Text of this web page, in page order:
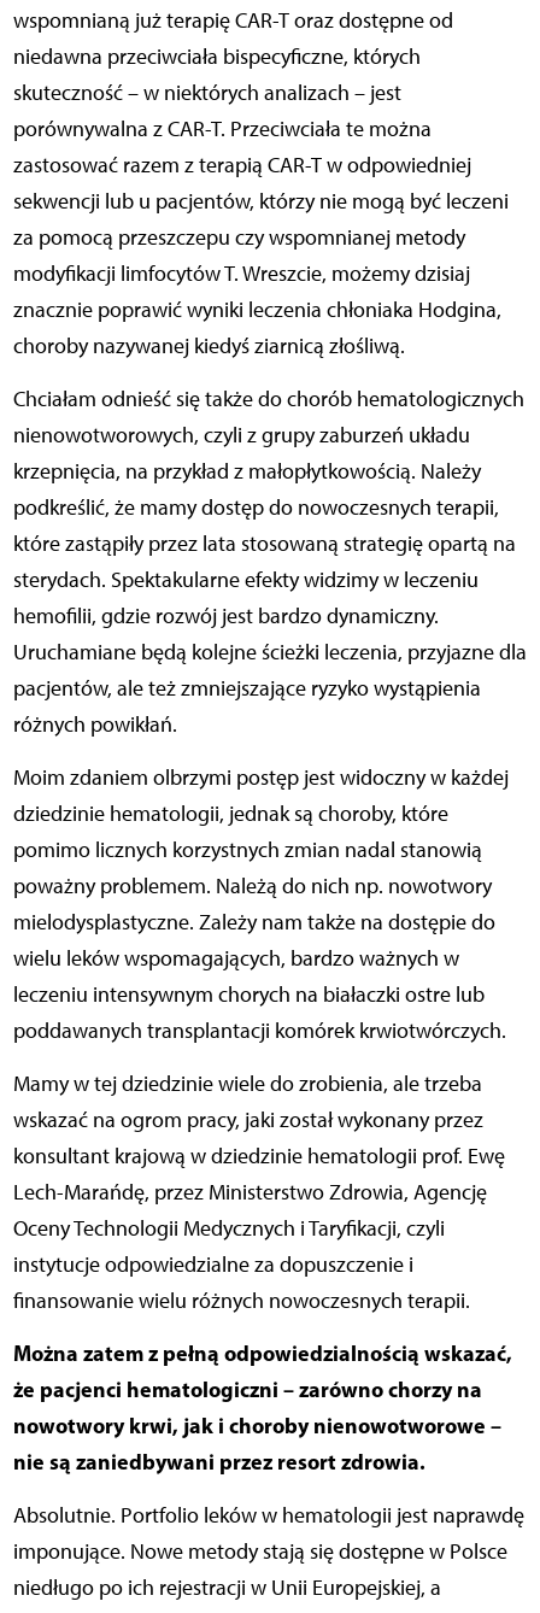
wspomnianą już terapię CAR-T oraz dostępne od
niedawna przeciwciała bispecyficzne, których
skuteczność – w niektórych analizach – jest
porównywalna z CAR-T. Przeciwciała te można
zastosować razem z terapią CAR-T w odpowiedniej
sekwencji lub u pacjentów, którzy nie mogą być leczeni
za pomocą przeszczepu czy wspomnianej metody
modyfikacji limfocytów T. Wreszcie, możemy dzisiaj
znacznie poprawić wyniki leczenia chłoniaka Hodgina,
choroby nazywanej kiedyś ziarnicą złośliwą.
Chciałam odnieść się także do chorób hematologicznych
nienowotworowych, czyli z grupy zaburzeń układu
krzepnięcia, na przykład z małopłytkowością. Należy
podkreślić, że mamy dostęp do nowoczesnych terapii,
które zastąpiły przez lata stosowaną strategię opartą na
sterydach. Spektakularne efekty widzimy w leczeniu
hemofilii, gdzie rozwój jest bardzo dynamiczny.
Uruchamiane będą kolejne ścieżki leczenia, przyjazne dla
pacjentów, ale też zmniejszające ryzyko wystąpienia
różnych powikłań.
Moim zdaniem olbrzymi postęp jest widoczny w każdej
dziedzinie hematologii, jednak są choroby, które
pomimo licznych korzystnych zmian nadal stanowią
poważny problemem. Należą do nich np. nowotwory
mielodysplastyczne. Zależy nam także na dostępie do
wielu leków wspomagających, bardzo ważnych w
leczeniu intensywnym chorych na białaczki ostre lub
poddawanych transplantacji komórek krwiotwórczych.
Mamy w tej dziedzinie wiele do zrobienia, ale trzeba
wskazać na ogrom pracy, jaki został wykonany przez
konsultant krajową w dziedzinie hematologii prof. Ewę
Lech-Marańdę, przez Ministerstwo Zdrowia, Agencję
Oceny Technologii Medycznych i Taryfikacji, czyli
instytucje odpowiedzialne za dopuszczenie i
finansowanie wielu różnych nowoczesnych terapii.
Można zatem z pełną odpowiedzialnością wskazać,
że pacjenci hematologiczni – zarówno chorzy na
nowotwory krwi, jak i choroby nienowotworowe –
nie są zaniedbywani przez resort zdrowia.
Absolutnie. Portfolio leków w hematologii jest naprawdę
imponujące. Nowe metody stają się dostępne w Polsce
niedługo po ich rejestracji w Unii Europejskiej, a